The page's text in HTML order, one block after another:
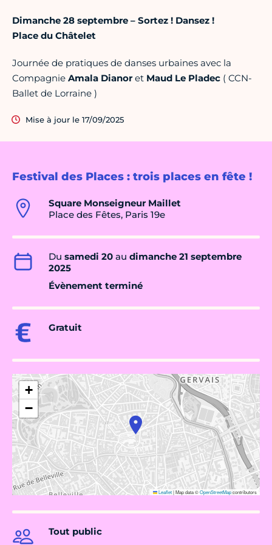
Festival des Places : trois places en fête !
Square Monseigneur Maillet
Place des Fêtes, Paris 19e
Du samedi 20 au dimanche 21 septembre
2025
Évènement terminé
Gratuit
+
−
Leaflet|Map data ©OpenStreetMapcontributors
Tout public
Dimanche 28 septembre – Sortez ! Dansez !
Place du Châtelet
Journée de pratiques de danses urbaines avec la
Compagnie Amala Dianoret Maud Le Pladec ( CCN-
Ballet de Lorraine )
Mise à jour le 17/09/2025